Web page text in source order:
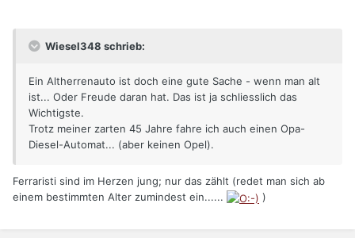
Wiesel348 schrieb:
Ein Altherrenauto ist doch eine gute Sache - wenn man alt
ist... Oder Freude daran hat. Das ist ja schliesslich das
Wichtigste.
Trotz meiner zarten 45 Jahre fahre ich auch einen Opa-
Diesel-Automat... (aber keinen Opel).
Ferraristi sind im Herzen jung; nur das zählt (redet man sich ab
einem bestimmten Alter zumindest ein......
)